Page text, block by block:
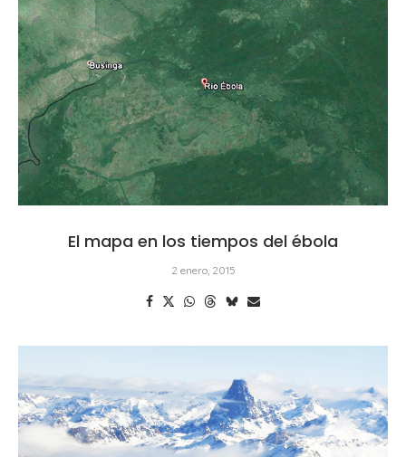
El mapa en los tiempos del ébola
2 enero, 2015